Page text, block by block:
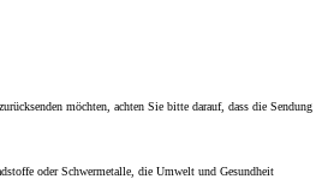
möchten, achten Sie bitte darauf, dass die Sendung
oder Schwermetalle, die Umwelt und Gesundheit